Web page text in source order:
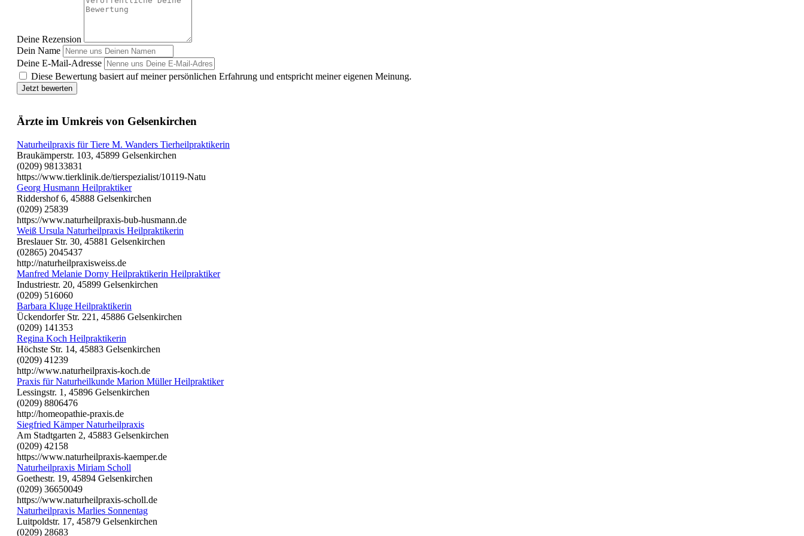
Deine Rezension
Dein Name
Deine E-Mail-Adresse
Diese Bewertung basiert auf meiner persönlichen Erfahrung und entspricht meiner eigenen Meinung.
Jetzt bewerten
Ärzte im Umkreis von Gelsenkirchen
Naturheilpraxis für Tiere M. Wanders Tierheilpraktikerin
Braukämperstr. 103, 45899 Gelsenkirchen
(0209) 98133831
https://www.tierklinik.de/tierspezialist/10119-Natu
Georg Husmann Heilpraktiker
Riddershof 6, 45888 Gelsenkirchen
(0209) 25839
https://www.naturheilpraxis-bub-husmann.de
Weiß Ursula Naturheilpraxis Heilpraktikerin
Breslauer Str. 30, 45881 Gelsenkirchen
(02865) 2045437
http://naturheilpraxisweiss.de
Manfred Melanie Dorny Heilpraktikerin Heilpraktiker
Industriestr. 20, 45899 Gelsenkirchen
(0209) 516060
Barbara Kluge Heilpraktikerin
Ückendorfer Str. 221, 45886 Gelsenkirchen
(0209) 141353
Regina Koch Heilpraktikerin
Höchste Str. 14, 45883 Gelsenkirchen
(0209) 41239
http://www.naturheilpraxis-koch.de
Praxis für Naturheilkunde Marion Müller Heilpraktiker
Lessingstr. 1, 45896 Gelsenkirchen
(0209) 8806476
http://homeopathie-praxis.de
Siegfried Kämper Naturheilpraxis
Am Stadtgarten 2, 45883 Gelsenkirchen
(0209) 42158
https://www.naturheilpraxis-kaemper.de
Naturheilpraxis Miriam Scholl
Goethestr. 19, 45894 Gelsenkirchen
(0209) 36650049
https://www.naturheilpraxis-scholl.de
Naturheilpraxis Marlies Sonnentag
Luitpoldstr. 17, 45879 Gelsenkirchen
(0209) 28683